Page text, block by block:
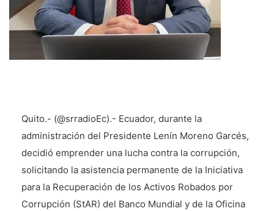
Quito.- (@srradioEc).- Ecuador, durante la
administración del Presidente Lenín Moreno Garcés,
decidió emprender una lucha contra la corrupción,
solicitando la asistencia permanente de la Iniciativa
para la Recuperación de los Activos Robados por
Corrupción (StAR) del Banco Mundial y de la Oficina